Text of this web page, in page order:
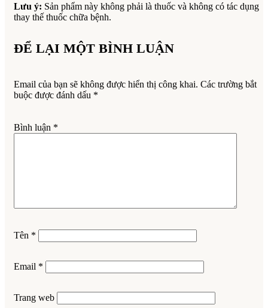
Lưu ý: Sản phẩm này không phải là thuốc và không có tác dụng
thay thế thuốc chữa bệnh.
ĐỂ LẠI MỘT BÌNH LUẬN
Email của bạn sẽ không được hiển thị công khai. Các trường bắt
buộc được đánh dấu *
Bình luận *
Tên *
Email *
Trang web